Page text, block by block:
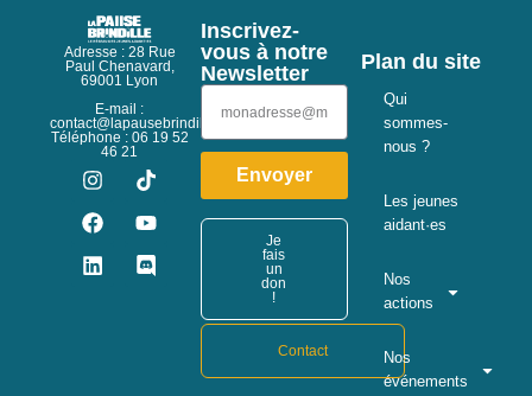
Adresse : 28 Rue
Paul Chenavard,
69001 Lyon
E-mail :
contact@lapausebrindille.org
Téléphone : 06 19 52
46 21
Inscrivez-
vous à notre
Newsletter
Envoyer
Je
fais
un
don
!
Contact
Plan du site
Qui
sommes-
nous ?
Les jeunes
aidant·es
Nos
actions
Nos
événements